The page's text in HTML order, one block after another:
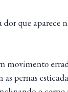
que aparece
movimento
pernas